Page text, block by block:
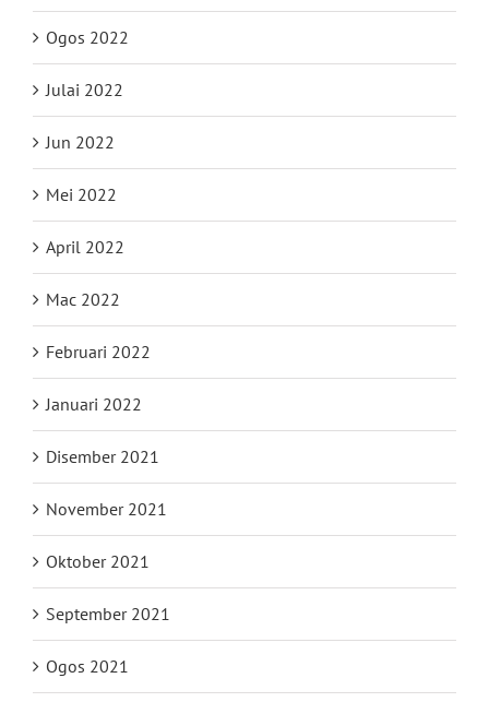
Ogos 2022
Julai 2022
Jun 2022
Mei 2022
April 2022
Mac 2022
Februari 2022
Januari 2022
Disember 2021
November 2021
Oktober 2021
September 2021
Ogos 2021